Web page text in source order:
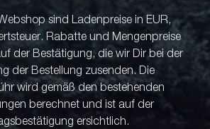
sind Ladenpreise in EUR,
Rabatte und Mengenpreise
der Bestätigung, die wir Dir bei der
der Bestellung zusenden. Die
wird gemäß den bestehenden
berechnet und ist auf der
ersichtlich.